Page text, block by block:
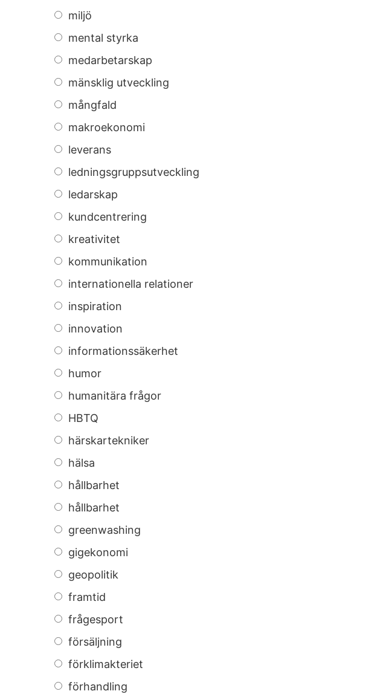
miljö
mental styrka
medarbetarskap
mänsklig utveckling
mångfald
makroekonomi
leverans
ledningsgruppsutveckling
ledarskap
kundcentrering
kreativitet
kommunikation
internationella relationer
inspiration
innovation
informationssäkerhet
humor
humanitära frågor
HBTQ
härskartekniker
hälsa
hållbarhet
hållbarhet
greenwashing
gigekonomi
geopolitik
framtid
frågesport
försäljning
förklimakteriet
förhandling